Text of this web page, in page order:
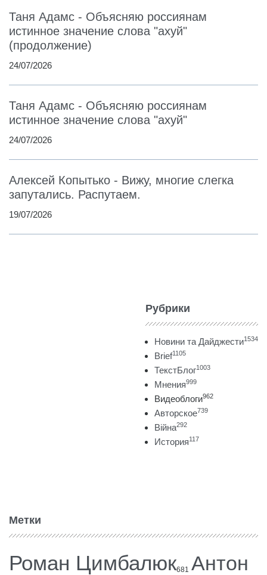
Таня Адамс - Объясняю россиянам
истинное значение слова "ахуй"
(продолжение)
24/07/2026
Таня Адамс - Объясняю россиянам
истинное значение слова "ахуй"
24/07/2026
Алексей Копытько - Вижу, многие слегка
запутались. Распутаем.
19/07/2026
Рубрики
Новини та Дайджести1534
Brief1105
ТекстБлог1003
Мнения999
Видеоблоги962
Авторское739
Війна292
История117
Метки
Роман Цимбалюк681 Антон